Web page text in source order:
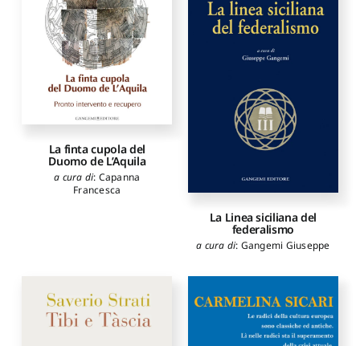
La finta cupola del
Duomo de L’Aquila
a cura di: Capanna
Francesca
La Linea siciliana del
federalismo
a cura di: Gangemi Giuseppe